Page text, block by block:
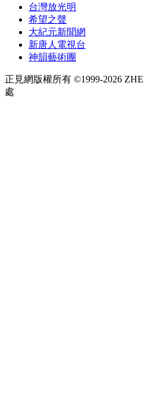
台灣放光明
希望之聲
大紀元新聞網
新唐人電視台
神韻藝術團
正見網版權所有 ©1999-2026
處